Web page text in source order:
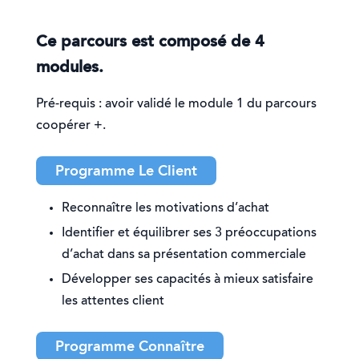
Ce parcours est composé de 4
modules.
Pré-requis : avoir validé le module 1 du parcours
coopérer +.
Programme Le Client
Reconnaître les motivations d’achat
Identifier et équilibrer ses 3 préoccupations
d’achat dans sa présentation commerciale
Développer ses capacités à mieux satisfaire
les attentes client
Programme Connaître